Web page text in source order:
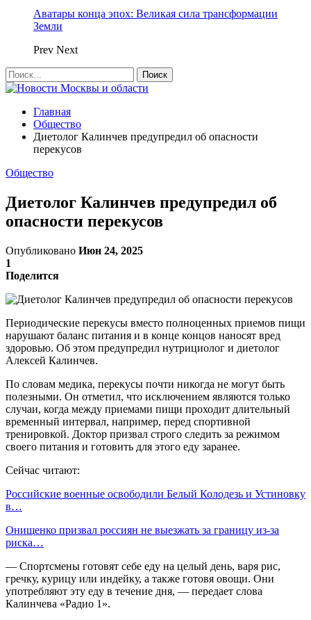
Аватары конца эпох: Великая сила трансформации
Земли
Prev Next
Главная
Общество
Диетолог Калинчев предупредил об опасности
перекусов
Общество
Диетолог Калинчев предупредил об
опасности перекусов
Опубликовано Июн 24, 2025
1
Поделится
Периодические перекусы вместо полноценных приемов пищи
нарушают баланс питания и в конце концов наносят вред
здоровью. Об этом предупредил нутрициолог и диетолог
Алексей Калинчев.
По словам медика, перекусы почти никогда не могут быть
полезными. Он отметил, что исключением являются только
случаи, когда между приемами пищи проходит длительный
временный интервал, например, перед спортивной
тренировкой. Доктор призвал строго следить за режимом
своего питания и готовить для этого еду заранее.
Сейчас читают:
Российские военные освободили Белый Колодезь и Устиновку
в…
Онищенко призвал россиян не выезжать за границу из-за
риска…
— Спортсмены готовят себе еду на целый день, варя рис,
гречку, курицу или индейку, а также готовя овощи. Они
употребляют эту еду в течение дня, — передает слова
Калинчева «Радио 1».